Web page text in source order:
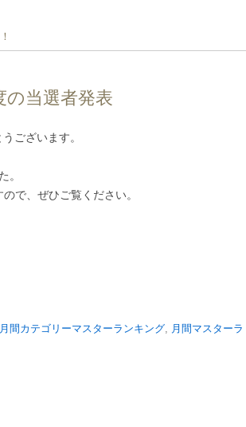
当選者発表
ございます。
。
で、ぜひご覧ください。
月間カテゴリーマスターランキング, 月間マスターラ